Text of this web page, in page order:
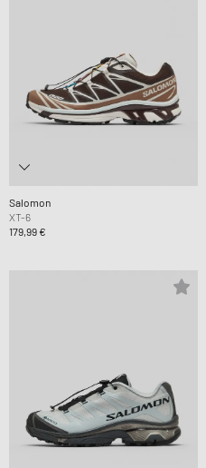
Salomon
XT-6
179,99 €